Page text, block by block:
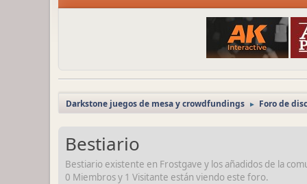
Darkstone juegos de mesa y crowdfundings ► Foro de
Bestiario
Bestiario existente en Frostgave y los añadidos de la
0 Miembros y 1 Visitante están viendo este foro.